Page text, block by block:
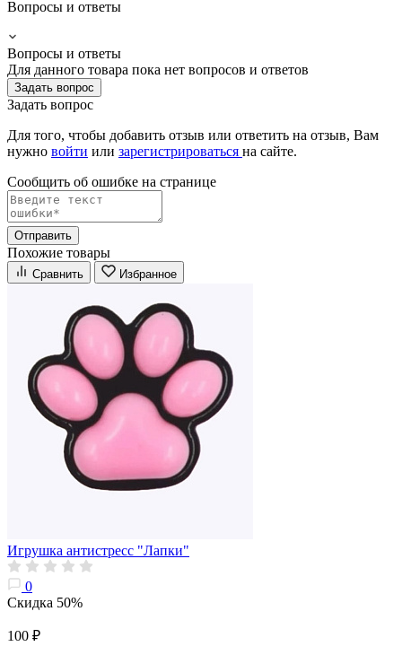
Вопросы и ответы
Вопросы и ответы
Для данного товара пока нет вопросов и ответов
Задать вопрос
Задать вопрос
Для того, чтобы добавить отзыв или ответить на отзыв, Вам
нужно войти или зарегистрироваться на сайте.
Сообщить об ошибке на страницe
Отправить
Похожие товары
Сравнить Избранное
Игрушка антистресс "Лапки"
0
Скидка 50%
100 ₽